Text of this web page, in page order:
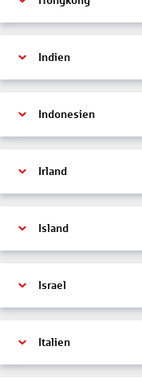
Indien
Indonesien
Irland
Island
Israel
Italien